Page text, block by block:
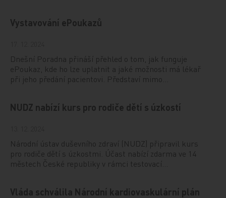
Vystavování ePoukazů
Dnešní Poradna přináší přehled o tom, jak funguje
ePoukaz, kde ho lze uplatnit a jaké možnosti má lékař
při jeho předání pacientovi. Představí mimo…
NUDZ nabízí kurs pro rodiče dětí s úzkostí
Národní ústav duševního zdraví (NUDZ) připravil kurs
pro rodiče dětí s úzkostmi. Účast nabízí zdarma ve 14
městech České republiky v rámci testovací…
Vláda schválila Národní kardiovaskulární plán